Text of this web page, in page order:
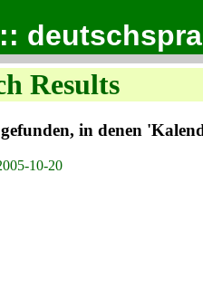
Results
gefunden, in denen
10-20